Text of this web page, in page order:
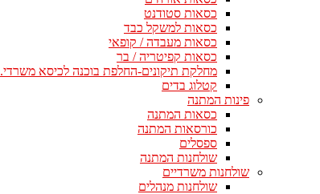
כסאות סטודנט
כסאות למשקל כבד
כסאות מעבדה / קופאי
כסאות קפיטריה / בר
מחלקת תיקונים-החלפת בוכנה לכיסא משרדי.
קטלוג בדים
פינות המתנה
כסאות המתנה
כורסאות המתנה
ספסלים
שולחנות המתנה
שולחנות משרדיים
שולחנות מנהלים